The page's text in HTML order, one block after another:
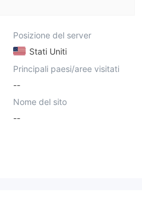
Posizione del server
Stati Uniti
Principali paesi/aree visitati
--
Nome del sito
--